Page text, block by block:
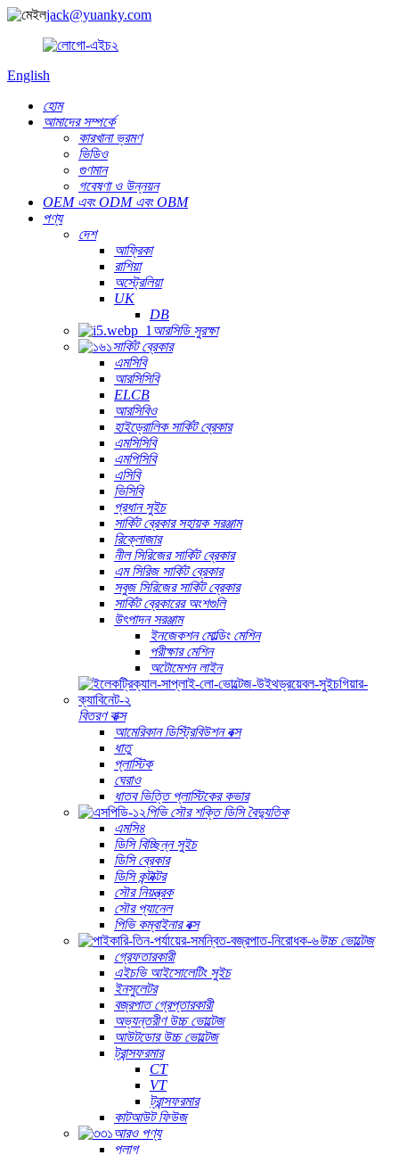
jack@yuanky.com
English
হোম
আমাদের সম্পর্কে
কারখানা ভ্রমণ
ভিডিও
গুণমান
গবেষণা ও উন্নয়ন
OEM এবং ODM এবং OBM
পণ্য
দেশ
আফ্রিকা
রাশিয়া
অস্ট্রেলিয়া
UK
DB
আরসিডি সুরক্ষা
সার্কিট ব্রেকার
এমসিবি
আরসিসিবি
ELCB
আরসিবিও
হাইড্রোলিক সার্কিট ব্রেকার
এমসিসিবি
এমপিসিবি
এসিবি
ভিসিবি
প্রধান সুইচ
সার্কিট ব্রেকার সহায়ক সরঞ্জাম
রিক্লোজার
নীল সিরিজের সার্কিট ব্রেকার
এম সিরিজ সার্কিট ব্রেকার
সবুজ সিরিজের সার্কিট ব্রেকার
সার্কিট ব্রেকারের অংশগুলি
উৎপাদন সরঞ্জাম
ইনজেকশন মোল্ডিং মেশিন
পরীক্ষার মেশিন
অটোমেশন লাইন
বিতরণ বাক্স
আমেরিকান ডিস্ট্রিবিউশন বক্স
ধাতু
প্লাস্টিক
ঘেরাও
ধাতব ভিত্তি প্লাস্টিকের কভার
পিভি সৌর শক্তি ডিসি বৈদ্যুতিক
এমসি৪
ডিসি বিচ্ছিন্ন সুইচ
ডিসি ব্রেকার
ডিসি কন্টাক্টর
সৌর নিয়ন্ত্রক
সৌর প্যানেল
পিভি কম্বাইনার বক্স
উচ্চ ভোল্টেজ
গ্রেফতারকারী
এইচভি আইসোলেটিং সুইচ
ইনসুলেটর
বজ্রপাত গ্রেপ্তারকারী
অভ্যন্তরীণ উচ্চ ভোল্টেজ
আউটডোর উচ্চ ভোল্টেজ
ট্রান্সফরমার
CT
VT
ট্রান্সফরমার
কাটআউট ফিউজ
আরও পণ্য
প্লাগ